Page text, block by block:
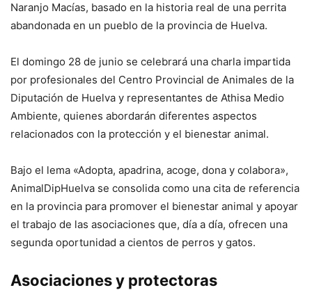
Naranjo Macías, basado en la historia real de una perrita
abandonada en un pueblo de la provincia de Huelva.
El domingo 28 de junio se celebrará una charla impartida
por profesionales del Centro Provincial de Animales de la
Diputación de Huelva y representantes de Athisa Medio
Ambiente, quienes abordarán diferentes aspectos
relacionados con la protección y el bienestar animal.
Bajo el lema «Adopta, apadrina, acoge, dona y colabora»,
AnimalDipHuelva se consolida como una cita de referencia
en la provincia para promover el bienestar animal y apoyar
el trabajo de las asociaciones que, día a día, ofrecen una
segunda oportunidad a cientos de perros y gatos.
Asociaciones y protectoras